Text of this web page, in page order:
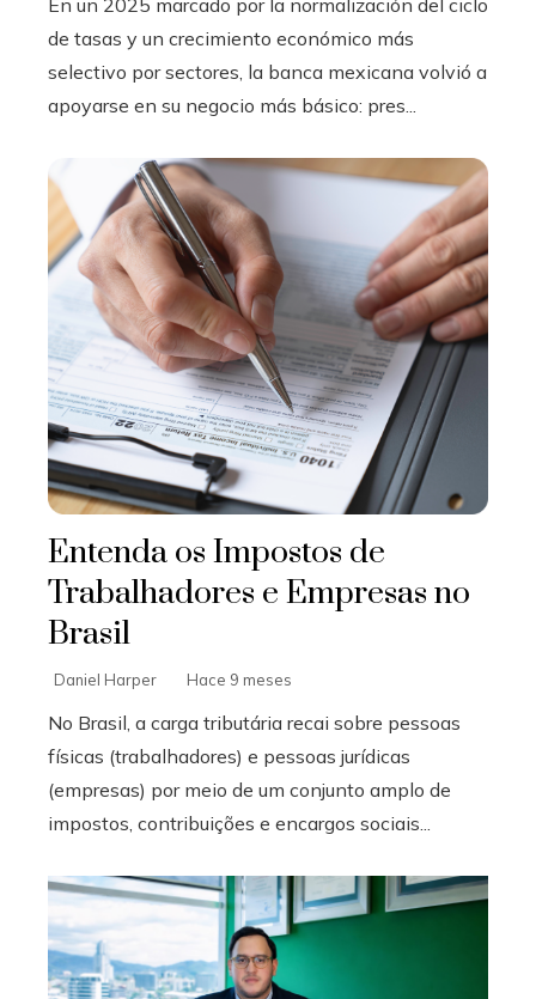
En un 2025 marcado por la normalización del ciclo
de tasas y un crecimiento económico más
selectivo por sectores, la banca mexicana volvió a
apoyarse en su negocio más básico: pres...
Entenda os Impostos de
Trabalhadores e Empresas no
Brasil
Daniel Harper Hace 9 meses
No Brasil, a carga tributária recai sobre pessoas
físicas (trabalhadores) e pessoas jurídicas
(empresas) por meio de um conjunto amplo de
impostos, contribuições e encargos sociais...